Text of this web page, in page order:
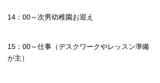
14：00～次男幼稚園お迎え
15：00～仕事（デスクワークやレッスン準備
が主）